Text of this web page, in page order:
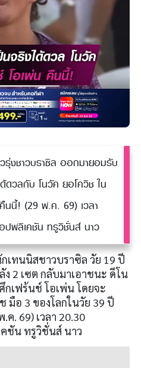
รุ่งชาวบราซิล ออกมายอมรับ
ดวลกับ โนวัค ยอโควิช ใน
นนี้! (29 พ.ค. 69) เวลา
ปพลิเคชัน ทรูวิชั่นส์ นาว
เทนนิสชาวบราซิล วัย 19 ปี
2 เซต กลับมาเอาชนะ ดีโน
เฟร้นช์ โอเพ่น โดยจะ
มือ 3 ของโลกในวัย 39 ปี
. 69) เวลา 20.30
ชัน ทรูวิชั่นส์ นาว